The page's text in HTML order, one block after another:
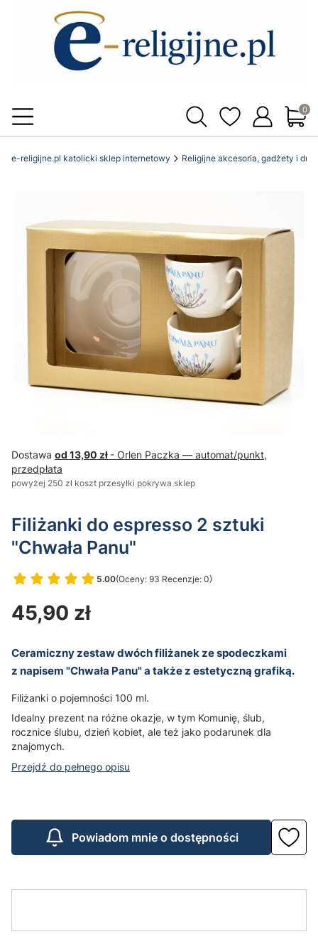
e-religijne.pl katolicki sklep internetowy Religijne akcesoria, gadżety i
Dostawa od 13,90 zł - Orlen Paczka — automat/punkt,
przedpłata
powyżej 250 zł koszt przesyłki pokrywa sklep
Filiżanki do espresso 2 sztuki
"Chwała Panu"
5.00(Oceny: 93 Recenzje: 0)
Przejdź do sekcji Opinie
Cena
45,90 zł
Ceramiczny zestaw dwóch filiżanek ze spodeczkami
z napisem "Chwała Panu" a także z estetyczną grafiką.
Filiżanki o pojemności 100 ml.
Idealny prezent na różne okazje, w tym Komunię, ślub,
rocznice ślubu, dzień kobiet, ale też jako podarunek dla
znajomych.
Przejdź do pełnego opisu
Powiadom mnie o dostępności